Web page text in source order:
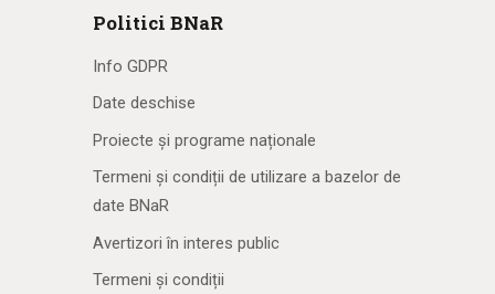
Politici BNaR
Info GDPR
Date deschise
Proiecte și programe naționale
Termeni și condiții de utilizare a bazelor de
date BNaR
Avertizori în interes public
Termeni și condiții